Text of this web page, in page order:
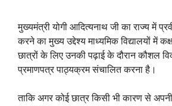
मुख्यमंत्री योगी आदित्यनाथ जी का राज्य में
करने का मुख्य उद्देश्य माध्यमिक विद्यालयों में
छात्रों के लिए उनकी पढ़ाई के दौरान कौशल
प्रमाणपत्र पाठ्यक्रम संचालित करना है।
ताकि अगर कोई छात्र किसी भी कारण से